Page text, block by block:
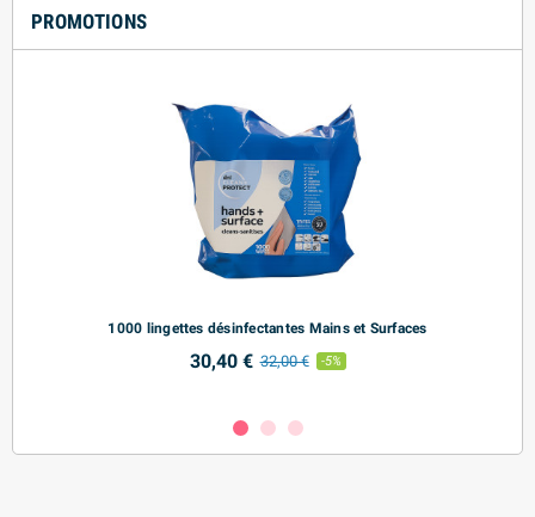
PROMOTIONS
1000 lingettes désinfectantes Mains et Surfaces
30,40 € 32,00 € -5%